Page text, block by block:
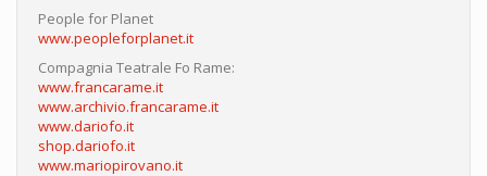
People for Planet
www.peopleforplanet.it
Compagnia Teatrale Fo Rame:
www.francarame.it
www.archivio.francarame.it
www.dariofo.it
shop.dariofo.it
www.mariopirovano.it